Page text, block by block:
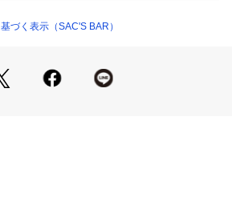
開閉
づく表示（SAC'S BAR）